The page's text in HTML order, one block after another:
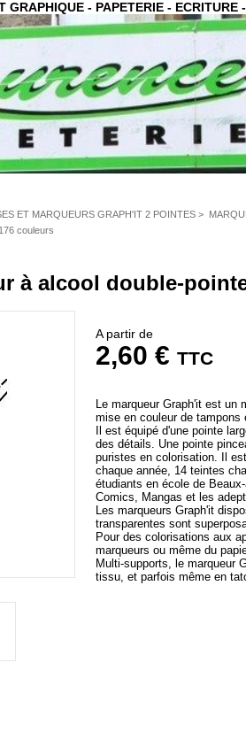
GRAPHIQUE - PAPETERIE - ECRITURE
ET MARQUEURS GRAPH'IT 2 POINTES >
couleurs
à alcool double-
A partir de
2,60 € TTC
Le marqueur Graph'it est un
mise en couleur de tampons
Il est équipé d'une pointe
des détails. Une pointe
puristes en colorisation. Il
chaque année, 14 teintes
étudiants en école de
Comics, Mangas et les
Les marqueurs Graph'it
transparentes sont
Pour des colorisations aux
marqueurs ou même du
Multi-supports, le marqueur
tissu, et parfois même en